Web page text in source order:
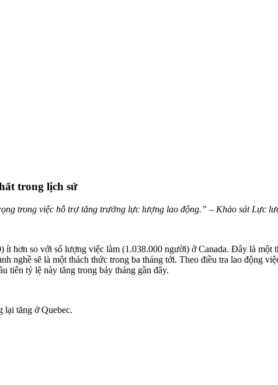
trong lịch sử
trong việc hỗ trợ tăng trưởng lực lượng lao động.” – Khảo sát Lực
hơn so với số lượng việc làm (1.038.000 người) ở Canada. Đây là một
nghề sẽ là một thách thức trong ba tháng tới. Theo điều tra lao động
tiên tỷ lệ này tăng trong bảy tháng gần đây.
lại tăng ở Quebec.